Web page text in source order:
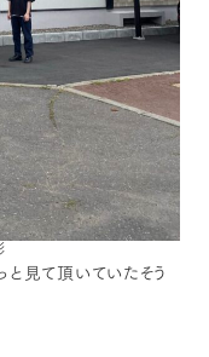
見て頂いていたそう